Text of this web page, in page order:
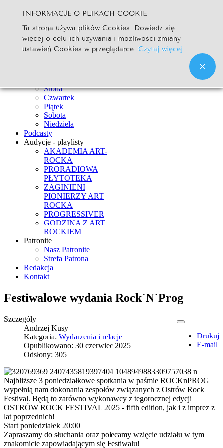
Szukaj... Go
Strona Główna
Newsy
Środa
Czwartek
Piątek
Sobota
Niedziela
Podcasty
Audycje - playlisty
AKADEMIA ART-
ROCKA
PRORADIOWA
PŁYTOTEKA
ZAGINIENI
PIONIERZY ART
ROCKA
PROGRESSIVER
GODZINA Z ART
ROCKIEM
Patronite
Nasz Patronite
Strefa Patrona
Redakcja
Kontakt
Festiwalowe wydania Rock`N`Prog
Drukuj
E-mail
Szczegóły
Andrzej Kusy
Kategoria: Wydarzenia i relacje
Opublikowano: 30 czerwiec 2025
Odsłony: 305
Najbliższe 3 poniedziałkowe spotkania w paśmie ROCKnPROG
wypełnią nam dokonania zespołów związanych z Ostrów Rock
Festival. Będą to zarówno wykonawcy z tegorocznej edycji
OSTRÓW ROCK FESTIVAL 2025 - fifth edition, jak i z imprez z
lat poprzednich!
Start poniedziałek 20:00
Zapraszamy do słuchania oraz polecamy wzięcie udziału w tym
znakomicie zapowiadającym się Festiwalu!
INFORMACJE O PLIKACH COOKIE
Ta strona używa plików Cookies. Dowiedz się
więcej o celu ich używania i możliwości zmiany
ustawień Cookies w przeglądarce. Czytaj więcej...